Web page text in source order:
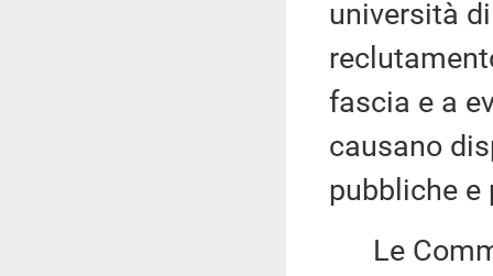
università
fascia e a
causano
pubbliche e
Le